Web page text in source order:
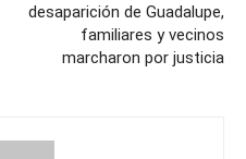
desaparición de Guadalupe,
familiares y vecinos
marcharon por justicia